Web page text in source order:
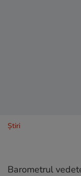
Ştiri
Barometrul